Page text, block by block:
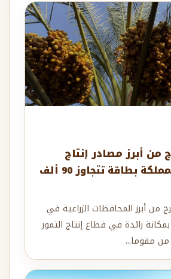
من أبرز مصادر إنتاج
التمور في المملكة بطاقة تتجاوز 90 ألف
من أبرز المحافظات الزراعية في
رائدة في قطاع إنتاج التمور
مقوما...